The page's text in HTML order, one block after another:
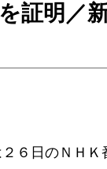
証明／
６日のＮＨＫ